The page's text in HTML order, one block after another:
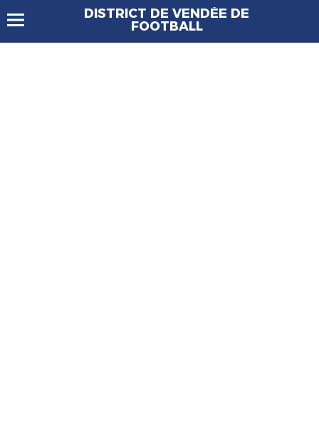
DISTRICT DE VENDÉE DE
FOOTBALL